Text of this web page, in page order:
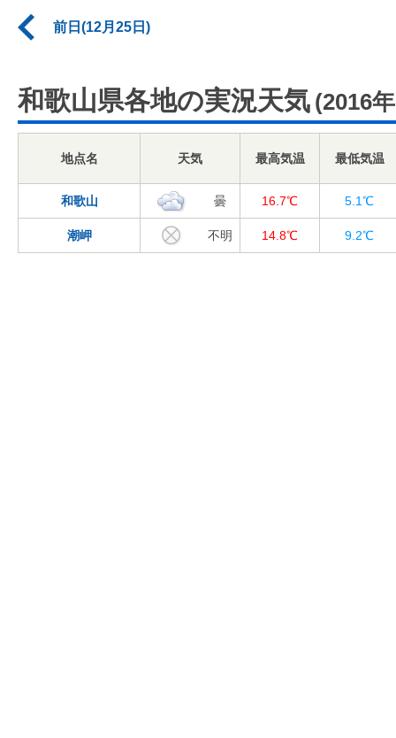
前日(12月25日)
和歌山県各地の実況天気 (2016
地点名 天気 最高気温 最低気温
和歌山 曇 16.7℃ 5.1℃
潮岬 不明 14.8℃ 9.2℃